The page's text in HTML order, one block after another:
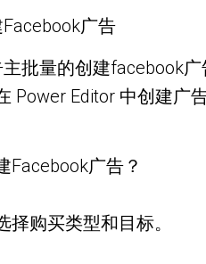
广告
批量的创建facebook
Power Editor 中创建广
Facebook广告？
购买类型和目标。